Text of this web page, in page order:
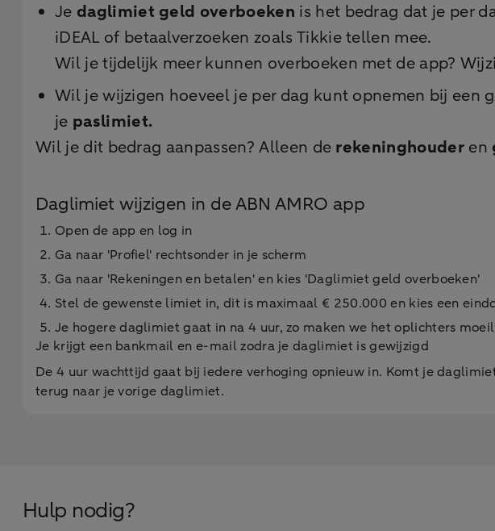
Je daglimiet geld overboeken is het bedrag dat je per
iDEAL of betaalverzoeken zoals Tikkie tellen mee.
Wil je tijdelijk meer kunnen overboeken met de app?
Wil je wijzigen hoeveel je per dag kunt opnemen bij een
je paslimiet.
Wil je dit bedrag aanpassen? Alleen de rekeninghouderen
Daglimiet wijzigen in de ABN AMRO app
Open de app en log in
Ga naar 'Profiel' rechtsonder in je scherm
Ga naar 'Rekeningen en betalen' en kies 'Daglimiet geld overboeken'
Stel de gewenste limiet in, dit is maximaal € 250.000 en kies een
Je hogere daglimiet gaat in na 4 uur, zo maken we het oplichters
Je krijgt een bankmail en e-mail zodra je daglimiet is gewijzigd
De 4 uur wachttijd gaat bij iedere verhoging opnieuw in. Komt je
terug naar je vorige daglimiet.
Hulp nodig?